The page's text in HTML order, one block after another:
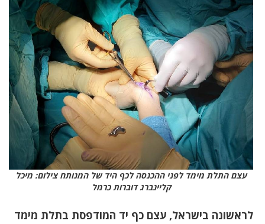
עצם התלת מימד לפני ההכנסה לכף היד של המנותח צילום: מיכל
קליינברג דוברות כרמל
לראשונה בישראל, עצם כף יד המודפסת בתלת מימד